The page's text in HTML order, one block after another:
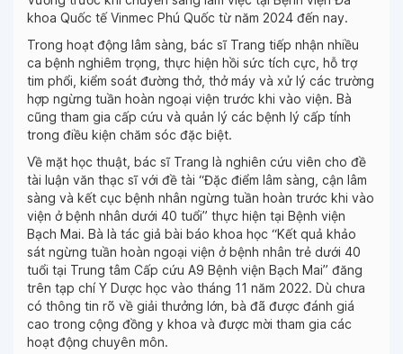
khoa Quốc tế Vinmec Phú Quốc từ năm 2024 đến nay.
Trong hoạt động lâm sàng, bác sĩ Trang tiếp nhận nhiều
ca bệnh nghiêm trọng, thực hiện hồi sức tích cực, hỗ trợ
tim phổi, kiểm soát đường thở, thở máy và xử lý các trường
hợp ngừng tuần hoàn ngoại viện trước khi vào viện. Bà
cũng tham gia cấp cứu và quản lý các bệnh lý cấp tính
trong điều kiện chăm sóc đặc biệt.
Về mặt học thuật, bác sĩ Trang là nghiên cứu viên cho đề
tài luận văn thạc sĩ với đề tài “Đặc điểm lâm sàng, cận lâm
sàng và kết cục bệnh nhân ngừng tuần hoàn trước khi vào
viện ở bệnh nhân dưới 40 tuổi” thực hiện tại Bệnh viện
Bạch Mai. Bà là tác giả bài báo khoa học “Kết quả khảo
sát ngừng tuần hoàn ngoại viện ở bệnh nhân trẻ dưới 40
tuổi tại Trung tâm Cấp cứu A9 Bệnh viện Bạch Mai” đăng
trên tạp chí Y Dược học vào tháng 11 năm 2022. Dù chưa
có thông tin rõ về giải thưởng lớn, bà đã được đánh giá
cao trong cộng đồng y khoa và được mời tham gia các
hoạt động chuyên môn.